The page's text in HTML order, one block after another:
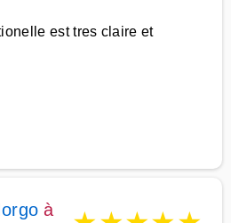
est tres claire et
à